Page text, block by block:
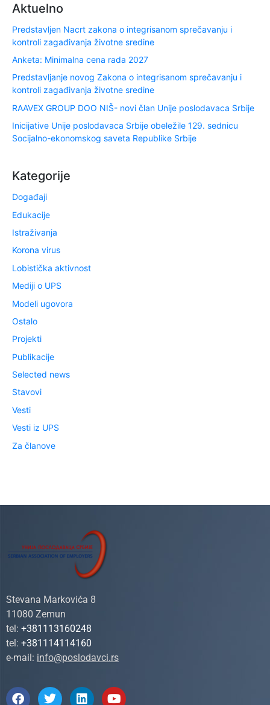
Aktuelno
Predstavljen Nacrt zakona o integrisanom sprečavanju i
kontroli zagađivanja životne sredine
Anketa: Minimalna cena rada 2027
Predstavljanje novog Zakona o integrisanom sprečavanju i
kontroli zagađivanja životne sredine
RAAVEX GROUP DOO NIŠ- novi član Unije poslodavaca Srbije
Inicijative Unije poslodavaca Srbije obeležile 129. sednicu
Socijalno-ekonomskog saveta Republike Srbije
Kategorije
Događaji
Edukacije
Istraživanja
Korona virus
Lobistička aktivnost
Mediji o UPS
Modeli ugovora
Ostalo
Projekti
Publikacije
Selected news
Stavovi
Vesti
Vesti iz UPS
Za članove
Stevana Markovića 8
11080 Zemun
tel: +381113160248
tel: +381114114160
e-mail: info@poslodavci.rs